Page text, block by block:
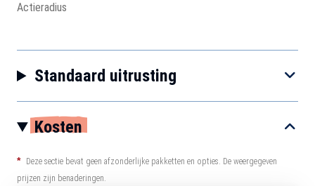
Actieradius
Standaard uitrusting
Kosten
*
Deze sectie bevat geen afzonderlijke pakketten en opties. De weergegeven
prijzen zijn benaderingen.